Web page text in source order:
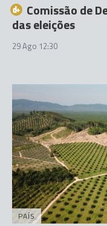
Comissão de
das eleições
29 Ago 12:30
PAÍS